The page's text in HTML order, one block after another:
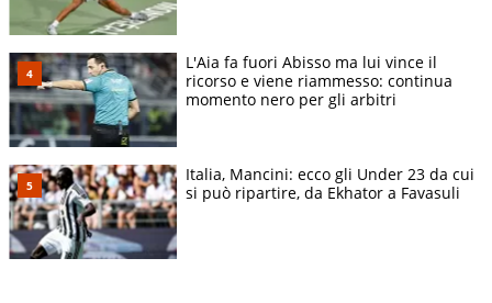
L'Aia fa fuori Abisso ma lui vince il
ricorso e viene riammesso: continua
momento nero per gli arbitri
Italia, Mancini: ecco gli Under 23 da cui
si può ripartire, da Ekhator a Favasuli